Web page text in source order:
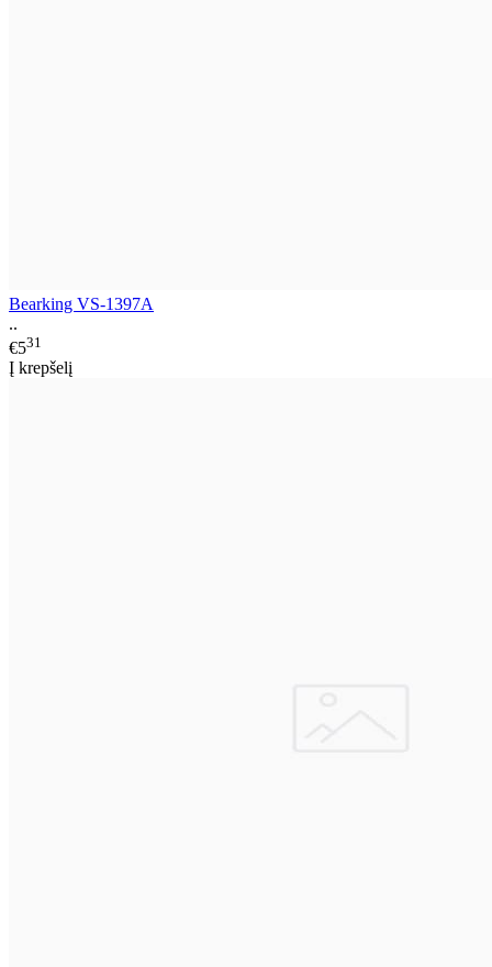
Bearking VS-1397A
..
€531
Į krepšelį